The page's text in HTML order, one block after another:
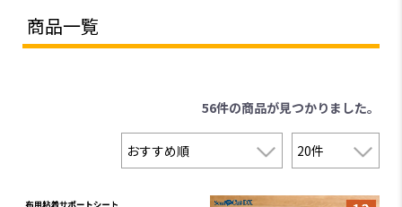
商品一覧
56件の商品が見つかりました。